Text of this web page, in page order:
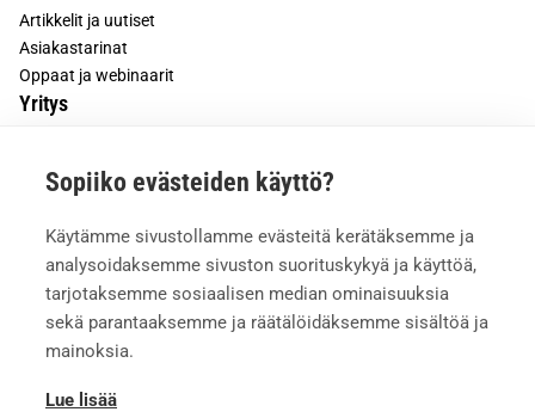
Sopiiko evästeiden käyttö?
Käytämme sivustollamme evästeitä kerätäksemme ja
analysoidaksemme sivuston suorituskykyä ja käyttöä,
tarjotaksemme sosiaalisen median ominaisuuksia
sekä parantaaksemme ja räätälöidäksemme sisältöä ja
mainoksia.
Lue lisää
Artikkelit ja uutiset
Asiakastarinat
Oppaat ja webinaarit
Yritys
Asiakkaiden kokemuksia
Yhteystiedot
Mediapankki